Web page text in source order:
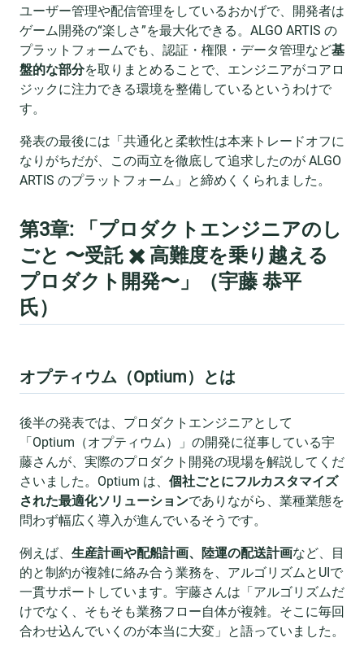
ユーザー管理や配信管理をしているおかげで、開発者は
ゲーム開発の“楽しさ”を最大化できる。ALGO ARTIS の
プラットフォームでも、認証・権限・データ管理など基
盤的な部分を取りまとめることで、エンジニアがコアロ
ジックに注力できる環境を整備しているというわけで
す。
発表の最後には「共通化と柔軟性は本来トレードオフに
なりがちだが、この両立を徹底して追求したのが ALGO
ARTIS のプラットフォーム」と締めくくられました。
第3章: 「プロダクトエンジニアのし
ごと 〜受託 ✖️ 高難度を乗り越える
プロダクト開発〜」（宇藤 恭平
氏）
オプティウム（Optium）とは
後半の発表では、プロダクトエンジニアとして
「Optium（オプティウム）」の開発に従事している宇
藤さんが、実際のプロダクト開発の現場を解説してくだ
さいました。Optium は、 個社ごとにフルカスタマイズ
された最適化ソリューションでありながら、業種業態を
問わず幅広く導入が進んでいるそうです。
例えば、 生産計画や配船計画、陸運の配送計画など、目
的と制約が複雑に絡み合う業務を、アルゴリズムとUIで
一貫サポートしています。宇藤さんは「アルゴリズムだ
けでなく、そもそも業務フロー自体が複雑。そこに毎回
合わせ込んでいくのが本当に大変」と語っていました。